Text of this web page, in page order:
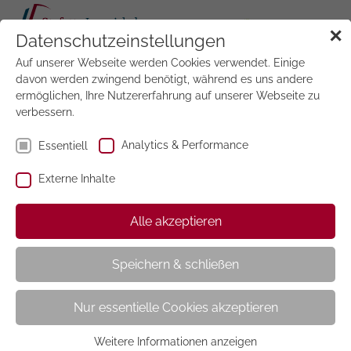
Jetzt
testen
Der Augenoptiker
✕
Datenschutzeinstellungen
Auf unserer Webseite werden Cookies verwendet. Einige
davon werden zwingend benötigt, während es uns andere
ermöglichen, Ihre Nutzererfahrung auf unserer Webseite zu
verbessern.
Essentiell Analytics & Performance
Externe Inhalte
Alle akzeptieren
Speichern & schließen
Nur essentielle Cookies akzeptieren
Weitere Informationen anzeigen